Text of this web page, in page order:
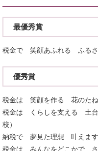
最優秀賞
税金で 笑顔あふれる ふる
優秀賞
税金は 笑顔を作る 花のた
税金は くらしを支える 土
校）
納税で 夢見た理想 叶えま
税金は みんなをどこかで